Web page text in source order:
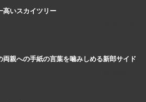
高いスカイツリー
両親への手紙の言葉を噛みしめる新郎サイド